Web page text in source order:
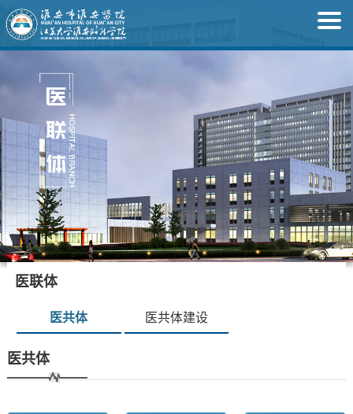
医联体
医共体 医共体建设
医共体